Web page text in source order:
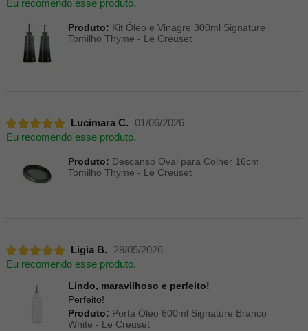
Eu recomendo esse produto.
Produto: Kit Óleo e Vinagre 300ml Signature
Tomilho Thyme - Le Creuset
Lucimara C.
01/06/2026
Eu recomendo esse produto.
Produto: Descanso Oval para Colher 16cm
Tomilho Thyme - Le Creuset
Ligia B.
28/05/2026
Eu recomendo esse produto.
Lindo, maravilhoso e perfeito!
Perfeito!
Produto: Porta Óleo 600ml Signature Branco
White - Le Creuset